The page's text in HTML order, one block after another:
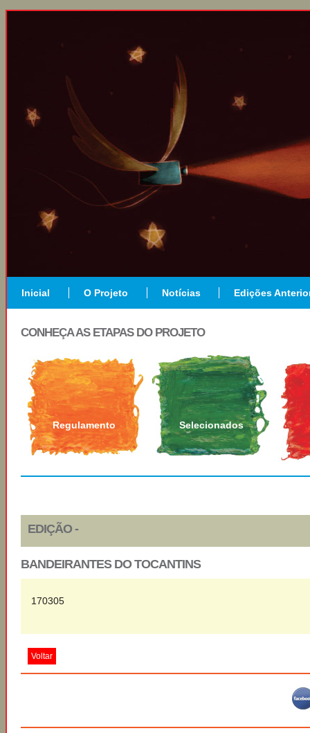
Inicial O Projeto Notícias Edições
CONHEÇA AS ETAPAS DO PROJETO
Regulamento Selecionados
EDIÇÃO -
BANDEIRANTES DO TOCANTINS
170305
Voltar